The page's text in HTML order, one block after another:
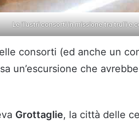
Le illustri consorti in missione tra trulli e
consorti (ed anche un
un’escursione che
Grottaglie, la città delle